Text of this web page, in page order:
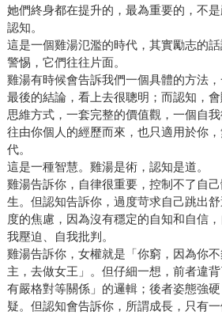
她們終身都在提升的，最為重要的，不
認知。
這是一個雞湯氾濫的時代，其實勵志的
警惕，它們往往片面。
雞湯有時候會告訴我們一個具體的方法
最後的結論，看上去很聰明；而認知，
思維方式，一套完整的價值觀，一個自
往由你個人的經歷而來，也只適用於你
代。
這是一種智慧。雞湯是術，認知是道。
雞湯告訴你，自律很重要，控制不了自
生。但認知告訴你，過度苛求自己跳出
度的焦慮，因為沒有穩定的自知和自信
我壓迫、自我批判。
雞湯告訴你，女權就是「你窮，因為你
主，去做女王」。但仔細一想，前者違
有嚴格對等關係」的邏輯；後者姿態強
疑。但認知會告訴你，所謂成長，只有